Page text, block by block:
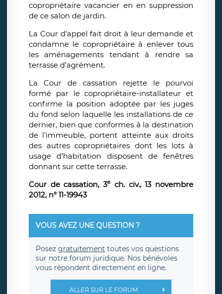
copropriétaire vacancier en en suppression
de ce salon de jardin.
La Cour d’appel fait droit à leur demande et
condamne le copropriétaire à enlever tous
les aménagements tendant à rendre sa
terrasse d’agrément.
La Cour de cassation rejette le pourvoi
formé par le copropriétaire-installateur et
confirme la position adoptée par les juges
du fond selon laquelle les installations de ce
dernier, bien que conformes à la destination
de l’immeuble, portent atteinte aux droits
des autres copropriétaires dont les lots à
usage d’habitation disposent de fenêtres
donnant sur cette terrasse.
Cour de cassation, 3e ch. civ., 13 novembre
2012, n° 11-19943
VOUS AVEZ UNE QUESTION ?
Posez gratuitement toutes vos questions
sur notre forum juridique. Nos bénévoles
vous répondent directement en ligne.
ALLER SUR LE FORUM